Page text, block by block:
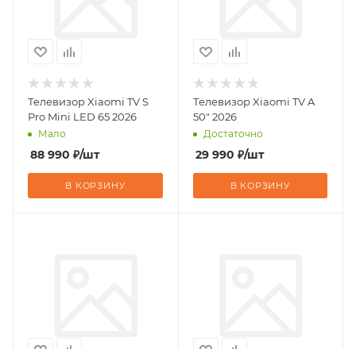
Телевизор Xiaomi TV S
Pro Mini LED 65 2026
Мало
88 990 ₽/шт
В КОРЗИНУ
Телевизор Xiaomi TV A
50" 2026
Достаточно
29 990 ₽/шт
В КОРЗИНУ